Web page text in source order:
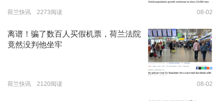
荷兰快讯 2273阅读 08-02
离谱！骗了数百人买假机票，荷兰法院
竟然没判他坐牢
荷兰快讯 2120阅读 08-02